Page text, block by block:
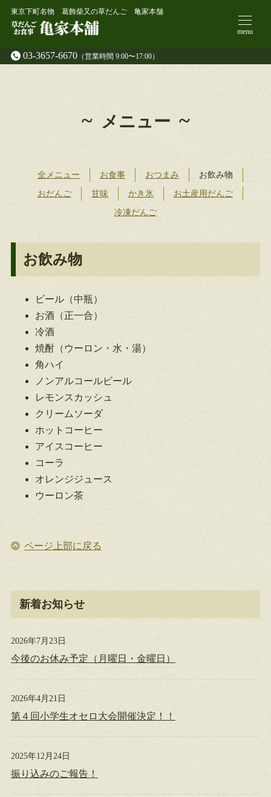
東京下町名物 葛飾柴又の草だんご 亀家本舗
menu
03-3657-6670（営業時間 9:00〜17:00）
メニュー
全メニュー お食事 おつまみ お飲み物
おだんご 甘味 かき氷 お土産用だんご
冷凍だんご
お飲み物
ビール（中瓶）
お酒（正一合）
冷酒
焼酎（ウーロン・水・湯）
角ハイ
ノンアルコールビール
レモンスカッシュ
クリームソーダ
ホットコーヒー
アイスコーヒー
コーラ
オレンジジュース
ウーロン茶
ページ上部に戻る
新着お知らせ
2026年7月23日
今後のお休み予定（月曜日・金曜日）
2026年4月21日
第４回小学生オセロ大会開催決定！！
2025年12月24日
振り込みのご報告！